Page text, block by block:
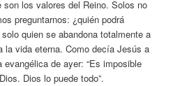
son los valores del Reino. Solos no
preguntarnos: ¿quién podrá
quien se abandona totalmente a
la vida eterna. Como decía Jesús a
de ayer: “Es imposible
Dios lo puede todo”.